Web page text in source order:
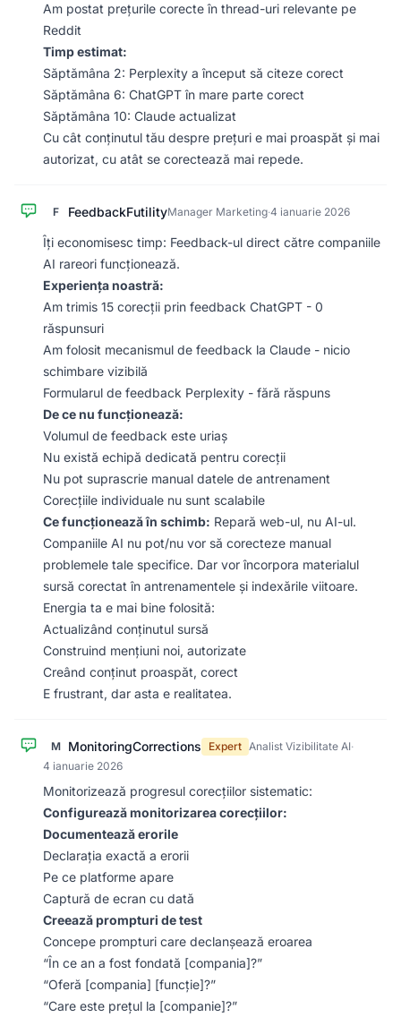
Am postat prețurile corecte în thread-uri relevante pe
Reddit
Timp estimat:
Săptămâna 2: Perplexity a început să citeze corect
Săptămâna 6: ChatGPT în mare parte corect
Săptămâna 10: Claude actualizat
Cu cât conținutul tău despre prețuri e mai proaspăt și mai
autorizat, cu atât se corectează mai repede.
F FeedbackFutilityManager Marketing·4 ianuarie 2026
Îți economisesc timp: Feedback-ul direct către companiile
AI rareori funcționează.
Experiența noastră:
Am trimis 15 corecții prin feedback ChatGPT - 0
răspunsuri
Am folosit mecanismul de feedback la Claude - nicio
schimbare vizibilă
Formularul de feedback Perplexity - fără răspuns
De ce nu funcționează:
Volumul de feedback este uriaș
Nu există echipă dedicată pentru corecții
Nu pot suprascrie manual datele de antrenament
Corecțiile individuale nu sunt scalabile
Ce funcționează în schimb: Repară web-ul, nu AI-ul.
Companiile AI nu pot/nu vor să corecteze manual
problemele tale specifice. Dar vor încorpora materialul
sursă corectat în antrenamentele și indexările viitoare.
Energia ta e mai bine folosită:
Actualizând conținutul sursă
Construind mențiuni noi, autorizate
Creând conținut proaspăt, corect
E frustrant, dar asta e realitatea.
M MonitoringCorrections Expert Analist Vizibilitate AI·
4 ianuarie 2026
Monitorizează progresul corecțiilor sistematic:
Configurează monitorizarea corecțiilor:
Documentează erorile
Declarația exactă a erorii
Pe ce platforme apare
Captură de ecran cu dată
Creează prompturi de test
Concepe prompturi care declanșează eroarea
“În ce an a fost fondată [compania]?”
“Oferă [compania] [funcție]?”
“Care este prețul la [companie]?”